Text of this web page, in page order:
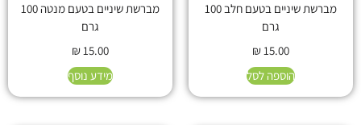
מברשת שיניים בטעם חלב 100
גרם
₪ 15.00
הוספה לסל
מברשת שיניים בטעם מנטה 100
גרם
₪ 15.00
מידע נוסף